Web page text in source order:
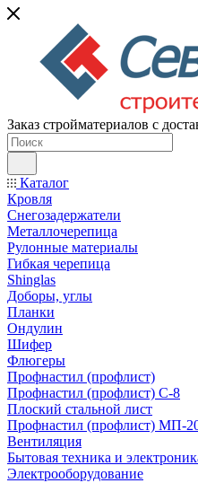
Заказ стройматериалов с
Каталог
Кровля
Снегозадержатели
Металлочерепица
Рулонные материалы
Гибкая черепица
Shinglas
Доборы, углы
Планки
Ондулин
Шифер
Флюгеры
Профнастил (профлист)
Профнастил (профлист) С-8
Плоский стальной лист
Профнастил (профлист) МП-
Вентиляция
Бытовая техника и
Электрооборудование